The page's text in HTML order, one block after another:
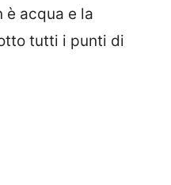
è acqua e la
tutti i punti di